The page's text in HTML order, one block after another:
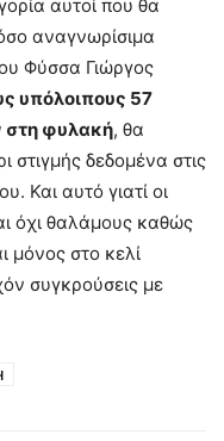
αυτοί που θα
αναγνωρίσιμα
Φύσσα Γιώργος
υπόλοιπους 57
στη φυλακή, θα
δεδομένα στις
Και αυτό γιατί οι
όχι θαλάμους καθώς
μόνος στο κελί
συγκρούσεις με